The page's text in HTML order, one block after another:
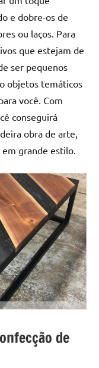
e dobre-os de
ou laços. Para
que estejam de
ser pequenos
objetos temáticos
você. Com
conseguirá
obra de arte,
grande estilo.
de